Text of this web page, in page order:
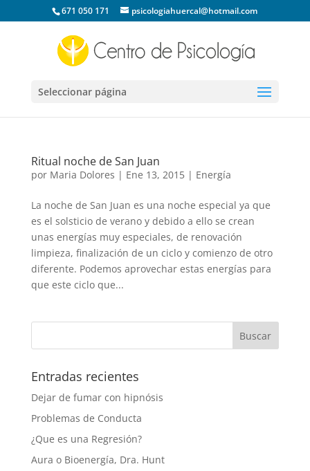
671 050 171 psicologiahuercal@hotmail.com
Seleccionar página
Ritual noche de San Juan
por Maria Dolores | Ene 13, 2015| Energía
La noche de San Juan es una noche especial ya que
es el solsticio de verano y debido a ello se crean
unas energías muy especiales, de renovación
limpieza, finalización de un ciclo y comienzo de otro
diferente. Podemos aprovechar estas energías para
que este ciclo que...
Entradas recientes
Dejar de fumar con hipnósis
Problemas de Conducta
¿Que es una Regresión?
Aura o Bioenergía, Dra. Hunt